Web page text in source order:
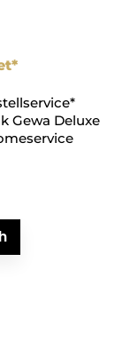
Gewa Deluxe